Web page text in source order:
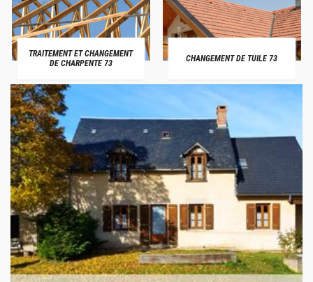
TRAITEMENT ET CHANGEMENT
DE CHARPENTE 73
CHANGEMENT DE TUILE 73